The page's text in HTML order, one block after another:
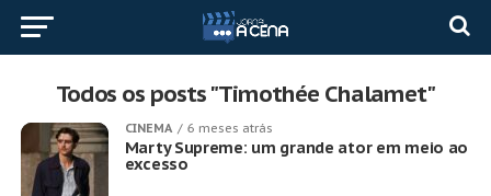
Todos os posts "Timothée Chalamet"
CINEMA 6 meses atrás
Marty Supreme: um grande ator em meio ao
excesso